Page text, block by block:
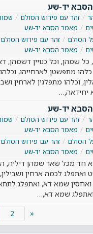
יד-שע
זהר עם פירוש הסולם
מאמר הסבא יד-שע
הסולם
זהר עם פירוש הסולם
מאמר הסבא יד-שע
כל שמהן, וכל כנויין דשמהן,
מתפשטן לארחייהו,
וכלהו מתפלגין לארחין
יד-שע
זהר עם פירוש הסולם
מאמר הסבא יד-שע
הסולם
זהר עם פירוש הסולם
מאמר הסבא יד-שע
חד מכל שאר שמהן דיליה,
לכמה ארחין
שמא דא, ואתפלג
שמא דא,…
«